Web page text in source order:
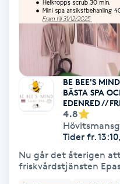
Fotmassage
Fotsvamp
Fotvård
BE BEE'S
BÄSTA SPA
EDENRED //
4.8
Tider fr.
Nu går det återigen
friskvårdstjänsten